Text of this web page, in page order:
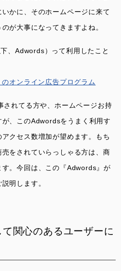
かに、そのホームページに来て
が大事になってきますよね。
、Adwords）って利用したこと
オンライン広告プログラム
されてる方や、ホームページお持
、このAdwordsをうまく利用す
クセス数増加が望めます。もち
をされていらっしゃる方は、商
。今回は、この『Adwords』が
明します。
関心のあるユーザーに